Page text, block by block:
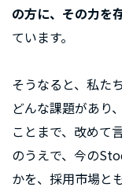
の方に、その力を
ています。
そうなると、私た
どんな課題があり
ことまで、改めて
のうえで、今の
かを、採用市場と